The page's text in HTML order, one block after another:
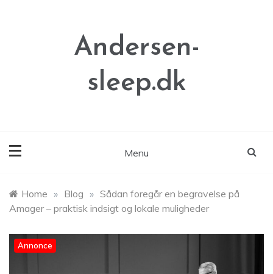
Andersen-
sleep.dk
Menu
Home » Blog » Sådan foregår en begravelse på
Amager – praktisk indsigt og lokale muligheder
Annonce